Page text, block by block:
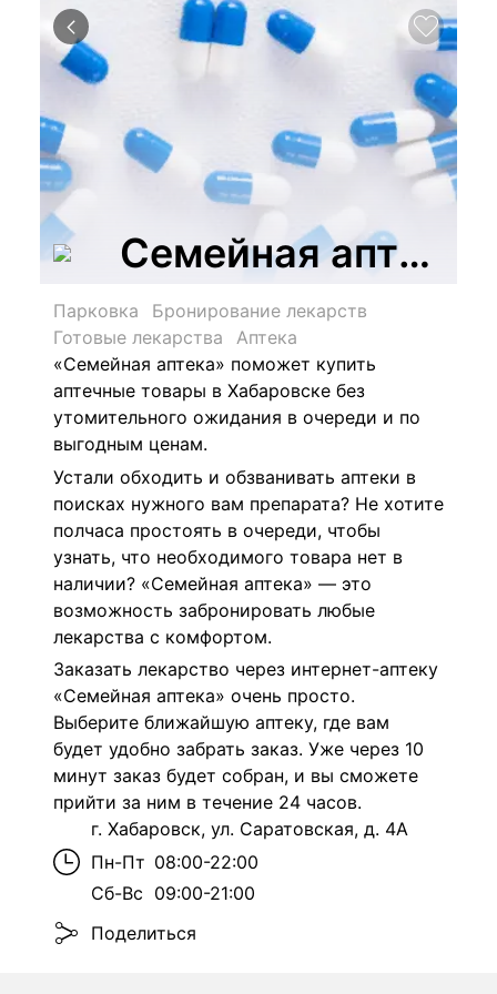
Семейная аптека
Парковка
Бронирование лекарств
Готовые лекарства
Аптека
«Семейная аптека» поможет купить
аптечные товары в Хабаровске без
утомительного ожидания в очереди и по
выгодным ценам.
Устали обходить и обзванивать аптеки в
поисках нужного вам препарата? Не хотите
полчаса простоять в очереди, чтобы
узнать, что необходимого товара нет в
наличии? «Семейная аптека» — это
возможность забронировать любые
лекарства с комфортом.
Заказать лекарство через интернет-аптеку
«Семейная аптека» очень просто.
Выберите ближайшую аптеку, где вам
будет удобно забрать заказ. Уже через 10
минут заказ будет собран, и вы сможете
прийти за ним в течение 24 часов.
г. Хабаровск, ул. Саратовская, д. 4А
Пн-Пт 08:00-22:00
Сб-Вс 09:00-21:00
Поделиться